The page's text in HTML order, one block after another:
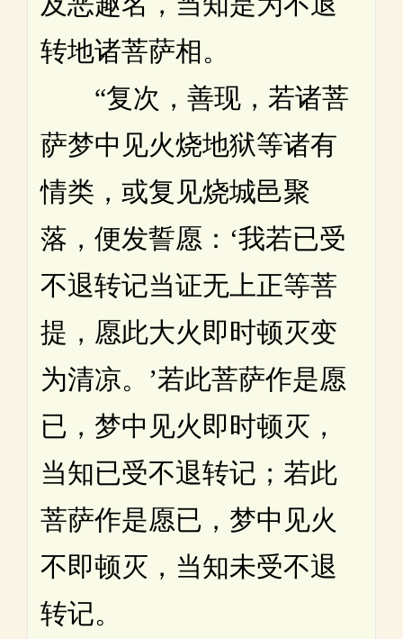
转地诸菩萨相。
“复次，善现，若诸菩
萨梦中见火烧地狱等诸有
情类，或复见烧城邑聚
落，便发誓愿：‘我若已受
不退转记当证无上正等菩
提，愿此大火即时顿灭变
为清凉。’若此菩萨作是愿
已，梦中见火即时顿灭，
当知已受不退转记；若此
菩萨作是愿已，梦中见火
不即顿灭，当知未受不退
转记。